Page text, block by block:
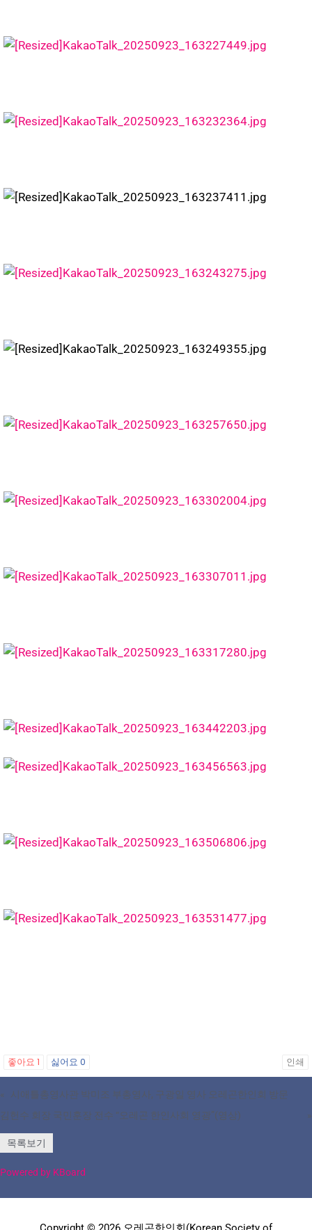
좋아요 1 싫어요 0 인쇄
«
시애틀총영사관 박미조 부총영사, 구광일 영사 오레곤한인회 방문
김헌수 회장 국민훈장 전수 “오레곤 한인사회 영광”(영상)
»
목록보기
Powered by KBoard